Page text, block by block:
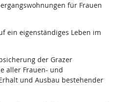
für Frauen
ein eigenständiges Leben im
der Grazer
aller Frauen- und
und Ausbau bestehender